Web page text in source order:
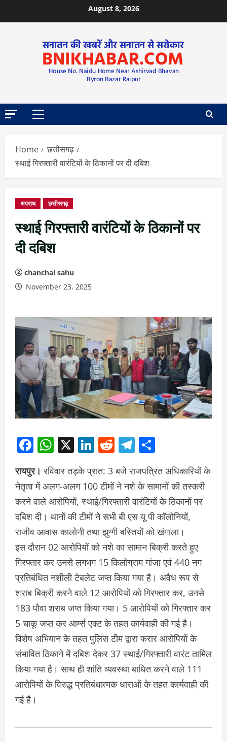
August 8, 2026
Home
छत्तीसगढ़
स्थाई गिरफ्तारी वारंटियों के ठिकानों पर दी दबिश
अपराध छत्तीसगढ़
स्थाई गिरफ्तारी वारंटियों के ठिकानों पर
दी दबिश
chanchal sahu
November 23, 2025
Facebook
WhatsApp
X LinkedIn
RedditTelegram
रायपुर। रविवार तड़के प्रात: 3 बजे राजपत्रित अधिकारियों के
नेतृत्व में अलग-अलग 100 टीमों ने नशे के सामानों की तस्करी
करने वाले आरोपियों, स्थाई/गिरफ्तारी वारंटियों के ठिकानों पर
दबिश दी। थानों की टीमों ने सभी बी एस यू पी कॉलोनियों,
राजीव आवास कालोनी तथा झुग्गी बस्तियों को खंगाला।
इस दौरान 02 आरोपियों को नशे का सामान बिक्री करते हुए
गिरफ्तार कर उनसे लगभग 15 किलोग्राम गांजा एवं 440 नग
प्रतिबंधित नशीली टेबलेट जप्त किया गया है। अवैध रूप से
शराब बिक्री करने वाले 12 आरोपियों को गिरफ्तार कर, उनसे
183 पौवा शराब जप्त किया गया। 5 आरोपियों को गिरफ्तार कर
5 चाकू जप्त कर आर्म्स एक्ट के तहत कार्यवाही की गई है।
विशेष अभियान के तहत पुलिस टीम द्वारा फरार आरोपियों के
संभावित ठिकाने में दबिश देकर 37 स्थाई/गिरफ्तारी वारंट तामिल
किया गया है। साथ ही शांति व्यवस्था बाधित करने वाले 111
आरोपियों के विरुद्ध प्रतिबंधात्मक धाराओं के तहत कार्यवाही की
गई है।